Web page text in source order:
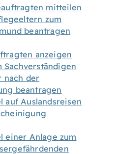
mitteilen
zum
beantragen
anzeigen
Sachverständigen
nach der
beantragen
auf Auslandsreisen
einer Anlage zum